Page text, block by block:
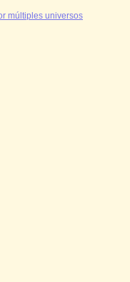
múltiples universos